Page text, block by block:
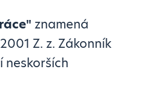
" znamená
Z. z. Zákonník
neskorších